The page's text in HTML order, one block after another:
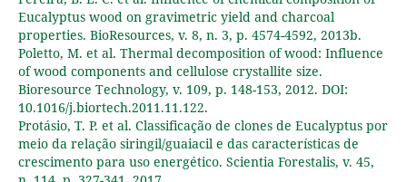
Eucalyptus wood on gravimetric yield and charcoal
properties. BioResources, v. 8, n. 3, p. 4574-4592, 2013b.
Poletto, M. et al. Thermal decomposition of wood: Influence
of wood components and cellulose crystallite size.
Bioresource Technology, v. 109, p. 148-153, 2012. DOI:
10.1016/j.biortech.2011.11.122.
Protásio, T. P. et al. Classificação de clones de Eucalyptus por
meio da relação siringil/guaiacil e das características de
crescimento para uso energético. Scientia Forestalis, v. 45,